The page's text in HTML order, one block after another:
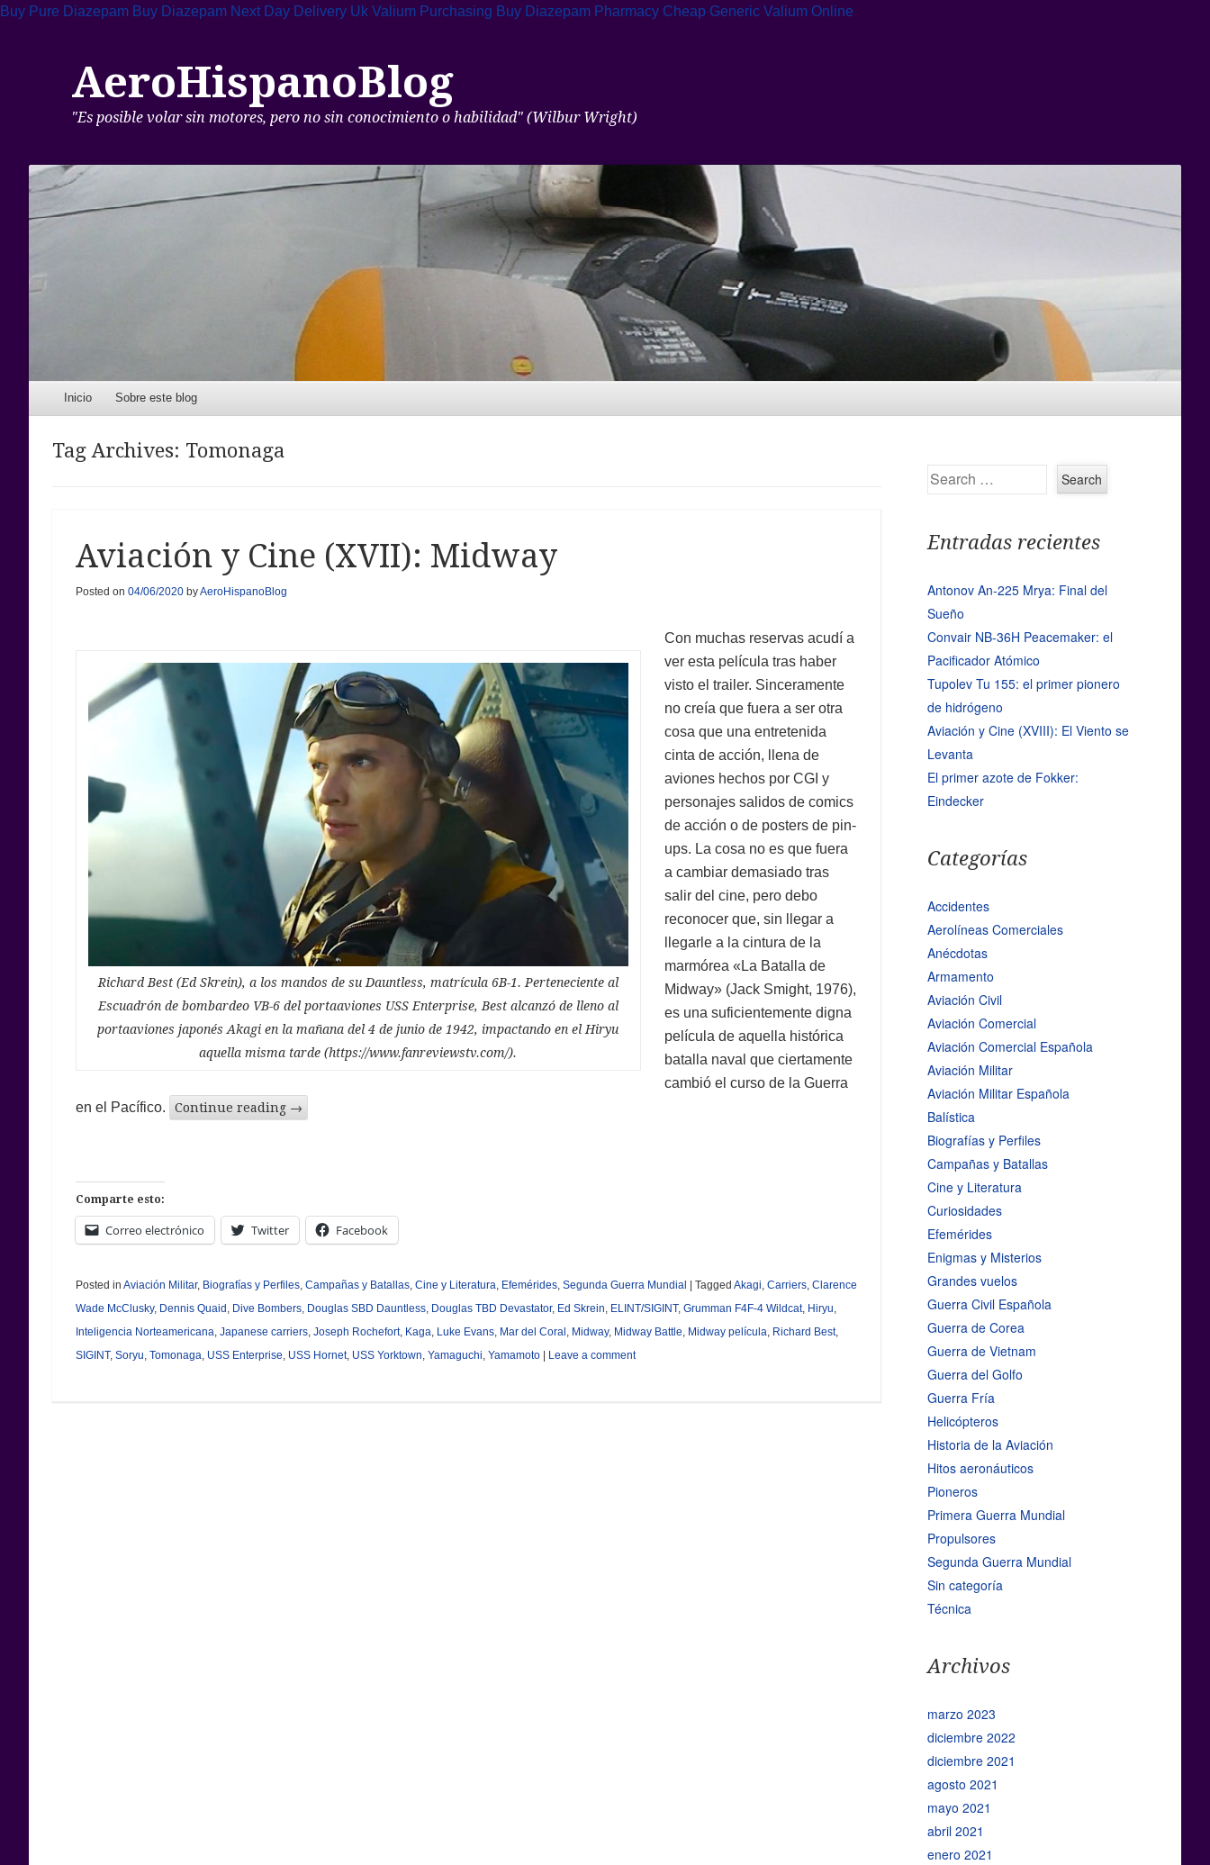
Buy Pure Diazepam Buy Diazepam Next Day Delivery Uk Valium Purchasing Buy Diazepam Pharmacy Cheap Generic Valium Online
AeroHispanoBlog
"Es posible volar sin motores, pero no sin conocimiento o habilidad" (Wilbur Wright)
Menu
Skip to content
Inicio Sobre este blog
Tag Archives: Tomonaga
Aviación y Cine (XVII): Midway
Posted on 04/06/2020byAeroHispanoBlog
Richard Best (Ed Skrein), a los mandos de su Dauntless, matrícula 6B-1. Perteneciente al
Escuadrón de bombardeo VB-6 del portaaviones USS Enterprise, Best alcanzó de lleno al
portaaviones japonés Akagi en la mañana del 4 de junio de 1942, impactando en el Hiryu
aquella misma tarde (https://www.fanreviewstv.com/).
Con muchas reservas acudí a
ver esta película tras haber
visto el trailer. Sinceramente
no creía que fuera a ser otra
cosa que una entretenida
cinta de acción, llena de
aviones hechos por CGI y
personajes salidos de comics
de acción o de posters de pin-
ups. La cosa no es que fuera
a cambiar demasiado tras
salir del cine, pero debo
reconocer que, sin llegar a
llegarle a la cintura de la
marmórea «La Batalla de
Midway» (Jack Smight, 1976),
es una suficientemente digna
película de aquella histórica
batalla naval que ciertamente
cambió el curso de la Guerra
en el Pacífico.
Continue reading →
Comparte esto:
Correo electrónico Twitter Facebook
Posted in Aviación Militar, Biografías y Perfiles, Campañas y Batallas, Cine y Literatura, Efemérides, Segunda Guerra Mundial | Tagged Akagi, Carriers, Clarence
Wade McClusky, Dennis Quaid, Dive Bombers, Douglas SBD Dauntless, Douglas TBD Devastator, Ed Skrein, ELINT/SIGINT, Grumman F4F-4 Wildcat, Hiryu,
Inteligencia Norteamericana, Japanese carriers, Joseph Rochefort, Kaga, Luke Evans, Mar del Coral, Midway, Midway Battle, Midway película, Richard Best,
SIGINT, Soryu, Tomonaga, USS Enterprise, USS Hornet, USS Yorktown, Yamaguchi, Yamamoto | Leave a comment
Search
Entradas recientes
Antonov An-225 Mrya: Final del
Sueño
Convair NB-36H Peacemaker: el
Pacificador Atómico
Tupolev Tu 155: el primer pionero
de hidrógeno
Aviación y Cine (XVIII): El Viento se
Levanta
El primer azote de Fokker:
Eindecker
Categorías
Accidentes
Aerolíneas Comerciales
Anécdotas
Armamento
Aviación Civil
Aviación Comercial
Aviación Comercial Española
Aviación Militar
Aviación Militar Española
Balística
Biografías y Perfiles
Campañas y Batallas
Cine y Literatura
Curiosidades
Efemérides
Enigmas y Misterios
Grandes vuelos
Guerra Civil Española
Guerra de Corea
Guerra de Vietnam
Guerra del Golfo
Guerra Fría
Helicópteros
Historia de la Aviación
Hitos aeronáuticos
Pioneros
Primera Guerra Mundial
Propulsores
Segunda Guerra Mundial
Sin categoría
Técnica
Archivos
marzo 2023
diciembre 2022
diciembre 2021
agosto 2021
mayo 2021
abril 2021
enero 2021